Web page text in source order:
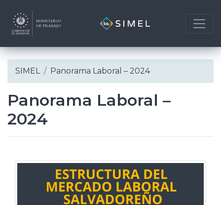
SIMEL Panorama Laboral – 2024
Panorama Laboral –
2024